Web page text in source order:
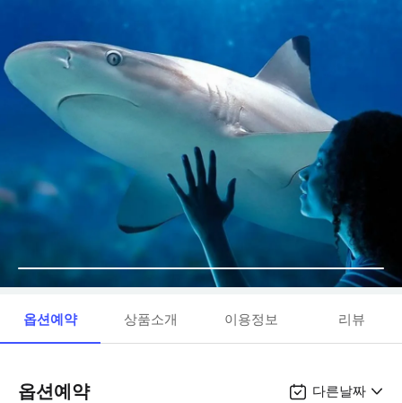
옵션예약 상품소개 이용정보 리뷰
옵션예약 다른날짜